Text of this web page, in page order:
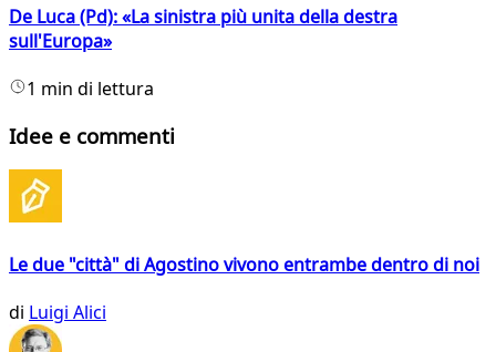
De Luca (Pd): «La sinistra più unita della destra
sull'Europa»
1 min di lettura
Idee e commenti
Le due "città" di Agostino vivono entrambe dentro di noi
di Luigi Alici